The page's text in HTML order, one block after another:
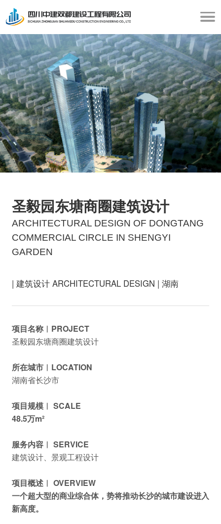
圣毅园东塘商圈建筑设计
ARCHITECTURAL DESIGN OF DONGTANG
COMMERCIAL CIRCLE IN SHENGYI
GARDEN
| 建筑设计 ARCHITECTURAL DESIGN | 湖南
项目名称︱PROJECT
圣毅园东塘商圈建筑设计
所在城市︱LOCATION
湖南省长沙市
项目规模︱ SCALE
48.5万m²
服务内容︱ SERVICE
建筑设计、景观工程设计
项目概述︱ OVERVIEW
一个超大型的商业综合体，势将推动长沙的城市建设进入
新高度。